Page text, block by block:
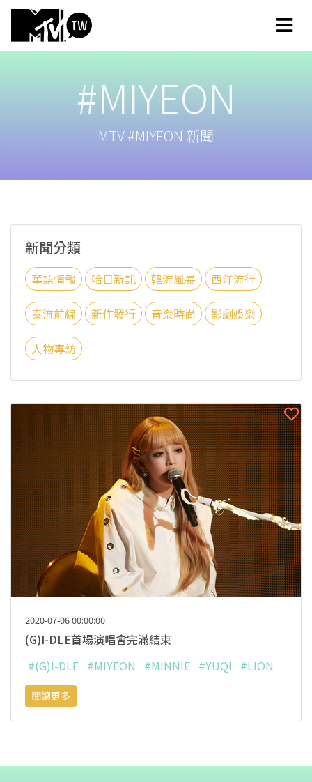
#MIYEON
MTV #MIYEON 新聞
新聞分類
華語情報 哈日新訊 韓流風暴 西洋流行
泰流前線 新作發行 音樂時尚 影劇娛樂
人物專訪
2020-07-06 00:00:00
(G)I-DLE首場演唱會完滿結束
#(G)I-DLE #MIYEON #MINNIE #YUQI #LION
閱讀更多